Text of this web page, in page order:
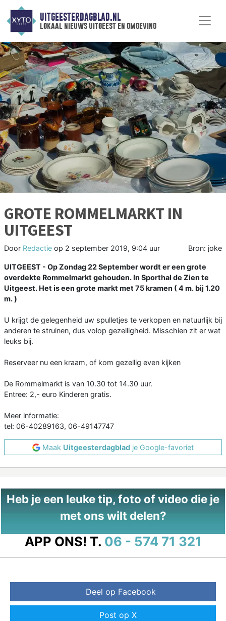
UITGEESTERDAGBLAD.NL
lokaal nieuws uitgeest en omgeving
GROTE ROMMELMARKT IN
UITGEEST
Door Redactie op 2 september 2019, 9:04 uur Bron: joke
UITGEEST - Op Zondag 22 September wordt er een grote
overdekte Rommelmarkt gehouden. In Sporthal de Zien te
Uitgeest. Het is een grote markt met 75 kramen ( 4 m. bij 1.20
m. )
U krijgt de gelegenheid uw spulletjes te verkopen en natuurlijk bij
anderen te struinen, dus volop gezelligheid. Misschien zit er wat
leuks bij.
Reserveer nu een kraam, of kom gezellig even kijken
De Rommelmarkt is van 10.30 tot 14.30 uur.
Entree: 2,- euro Kinderen gratis.
Meer informatie:
tel: 06-40289163, 06-49147747
Maak Uitgeesterdagblad je Google-favoriet
Heb je een leuke tip, foto of video die je
met ons wilt delen?
APP ONS! T. 06 - 574 71 321
Deel op Facebook
Post op X